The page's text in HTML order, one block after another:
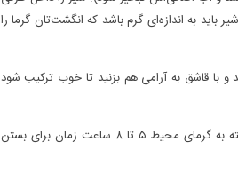
به اندازه‌ای گرم باشد که انگشت‌تان گرما را
و با قاشق به آرامی هم بزنید تا خوب ترکیب شود
۳. در ظرف را ببندید و ظرف ماست را با حوله گرمی خوب پوشش دهید و در جای گرمی بگذارید. بسته به گرمای محیط ۵ تا ۸ ساعت زمان برای بستن